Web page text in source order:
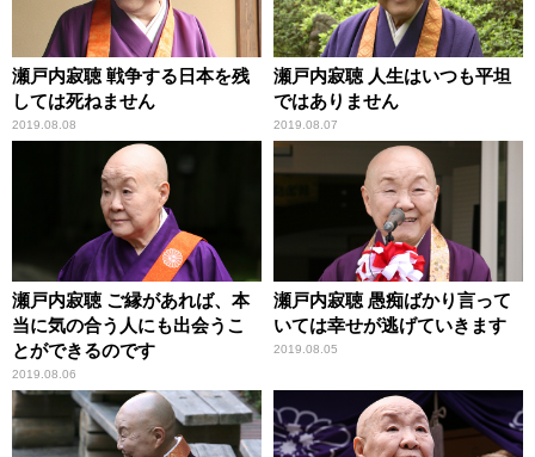
瀬戸内寂聴 戦争する日本を残
しては死ねません
2019.08.08
瀬戸内寂聴 人生はいつも平坦
ではありません
2019.08.07
瀬戸内寂聴 ご縁があれば、本
当に気の合う人にも出会うこ
とができるのです
2019.08.06
瀬戸内寂聴 愚痴ばかり言って
いては幸せが逃げていきます
2019.08.05